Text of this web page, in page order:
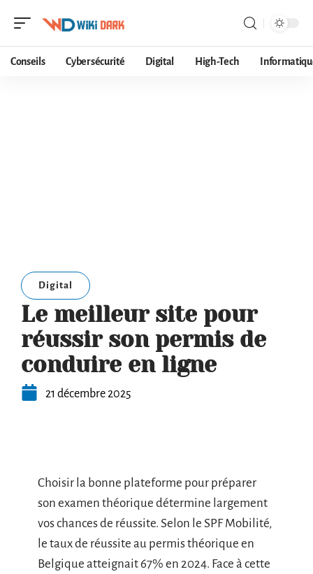
Conseils Cybersécurité Digital High-Tech
Digital
Le meilleur site pour
réussir son permis de
conduire en ligne
21 décembre 2025
Choisir la bonne plateforme pour préparer
son examen théorique détermine largement
vos chances de réussite. Selon le SPF Mobilité,
le taux de réussite au permis théorique en
Belgique atteignait 67% en 2024. Face à cette